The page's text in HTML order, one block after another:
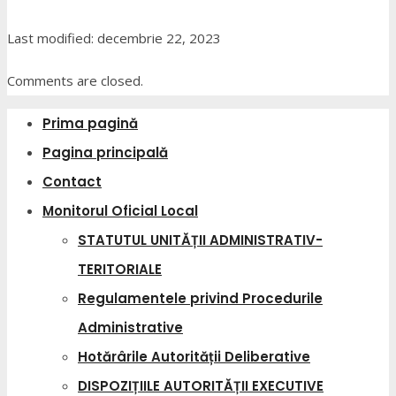
Last modified: decembrie 22, 2023
Comments are closed.
Prima pagină
Pagina principală
Contact
Monitorul Oficial Local
STATUTUL UNITĂȚII ADMINISTRATIV-
TERITORIALE
Regulamentele privind Procedurile
Administrative
Hotărârile Autorității Deliberative
DISPOZIȚIILE AUTORITĂȚII EXECUTIVE